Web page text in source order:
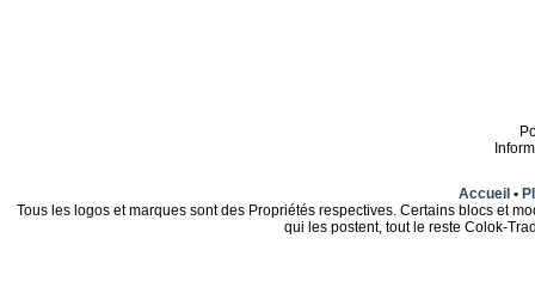
Accueil •
Tous les logos et marques sont des Propriétés respectives. Certains blocs et
qui les postent, tout le reste Colok-